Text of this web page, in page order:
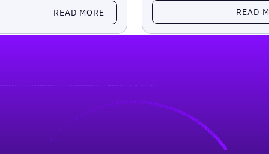
READ MORE Read more READ